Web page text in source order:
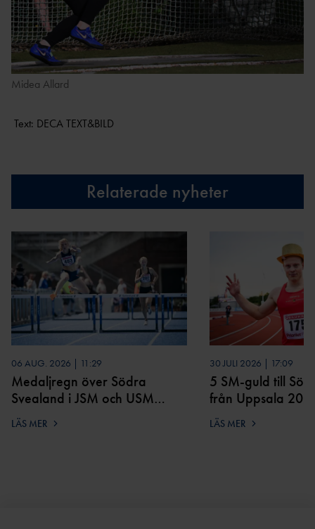
Midea Allard
Text: DECA TEXT&BILD
Relaterade nyheter
06 AUG. 2026 | 11:29
Medaljregn över Södra
Svealand i JSM och USM
2026
LÄS MER
30 JULI 2026 | 17:09
5 SM-guld till
från Uppsala
LÄS MER